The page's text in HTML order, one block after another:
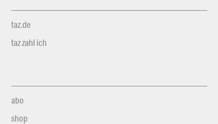
taz.de
taz zahl ich
abo
shop